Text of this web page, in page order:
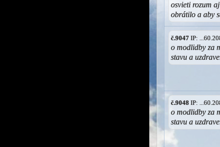
osvieti rozum
obrátilo a aby
č.9047 IP:
o modlidby za
stavu a
č.9048 IP:
o modlidby za
stavu a